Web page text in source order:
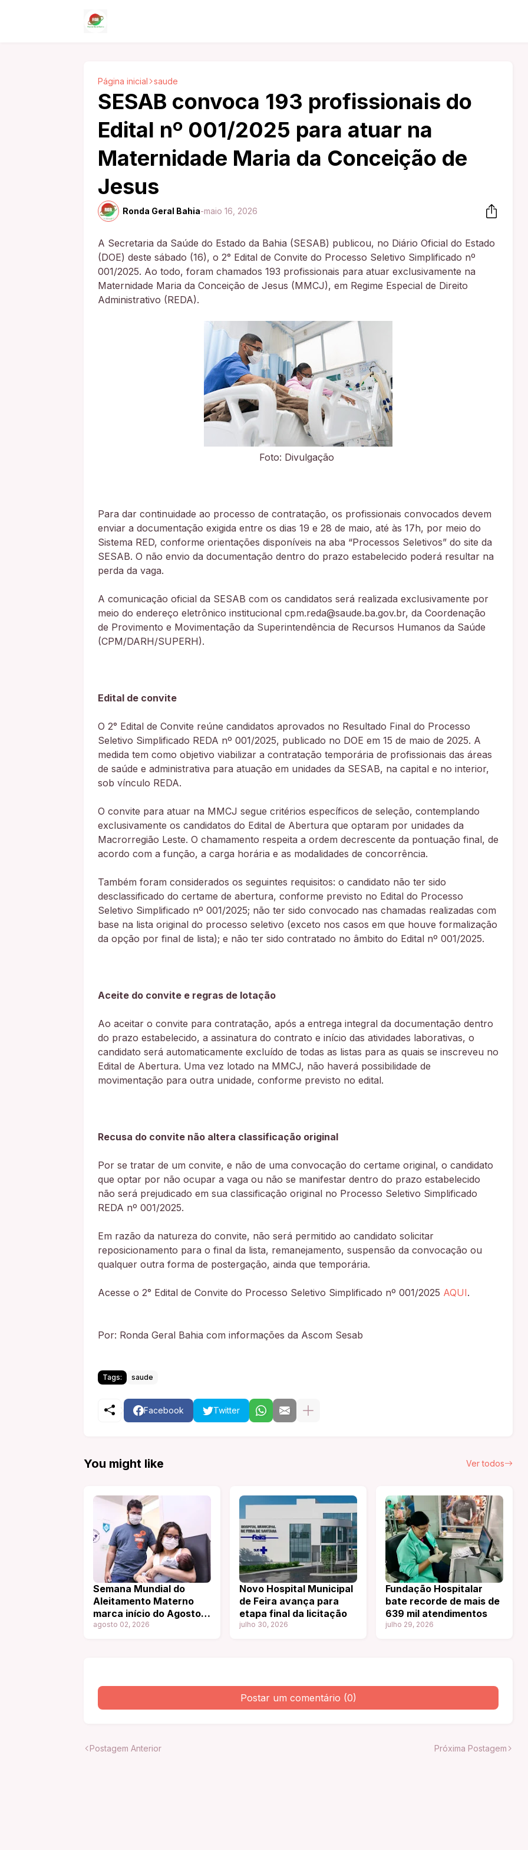
Página inicial saude
SESAB convoca 193 profissionais do
Edital nº 001/2025 para atuar na
Maternidade Maria da Conceição de
Jesus
Ronda Geral Bahia-maio 16, 2026
A Secretaria da Saúde do Estado da Bahia (SESAB) publicou, no Diário Oficial do Estado
(DOE) deste sábado (16), o 2° Edital de Convite do Processo Seletivo Simplificado nº
001/2025. Ao todo, foram chamados 193 profissionais para atuar exclusivamente na
Maternidade Maria da Conceição de Jesus (MMCJ), em Regime Especial de Direito
Administrativo (REDA).
Foto: Divulgação
Para dar continuidade ao processo de contratação, os profissionais convocados devem
enviar a documentação exigida entre os dias 19 e 28 de maio, até às 17h, por meio do
Sistema RED, conforme orientações disponíveis na aba “Processos Seletivos” do site da
SESAB. O não envio da documentação dentro do prazo estabelecido poderá resultar na
perda da vaga.
A comunicação oficial da SESAB com os candidatos será realizada exclusivamente por
meio do endereço eletrônico institucional cpm.reda@saude.ba.gov.br, da Coordenação
de Provimento e Movimentação da Superintendência de Recursos Humanos da Saúde
(CPM/DARH/SUPERH).
Edital de convite
O 2° Edital de Convite reúne candidatos aprovados no Resultado Final do Processo
Seletivo Simplificado REDA nº 001/2025, publicado no DOE em 15 de maio de 2025. A
medida tem como objetivo viabilizar a contratação temporária de profissionais das áreas
de saúde e administrativa para atuação em unidades da SESAB, na capital e no interior,
sob vínculo REDA.
O convite para atuar na MMCJ segue critérios específicos de seleção, contemplando
exclusivamente os candidatos do Edital de Abertura que optaram por unidades da
Macrorregião Leste. O chamamento respeita a ordem decrescente da pontuação final, de
acordo com a função, a carga horária e as modalidades de concorrência.
Também foram considerados os seguintes requisitos: o candidato não ter sido
desclassificado do certame de abertura, conforme previsto no Edital do Processo
Seletivo Simplificado nº 001/2025; não ter sido convocado nas chamadas realizadas com
base na lista original do processo seletivo (exceto nos casos em que houve formalização
da opção por final de lista); e não ter sido contratado no âmbito do Edital nº 001/2025.
Aceite do convite e regras de lotação
Ao aceitar o convite para contratação, após a entrega integral da documentação dentro
do prazo estabelecido, a assinatura do contrato e início das atividades laborativas, o
candidato será automaticamente excluído de todas as listas para as quais se inscreveu no
Edital de Abertura. Uma vez lotado na MMCJ, não haverá possibilidade de
movimentação para outra unidade, conforme previsto no edital.
Recusa do convite não altera classificação original
Por se tratar de um convite, e não de uma convocação do certame original, o candidato
que optar por não ocupar a vaga ou não se manifestar dentro do prazo estabelecido
não será prejudicado em sua classificação original no Processo Seletivo Simplificado
REDA nº 001/2025.
Em razão da natureza do convite, não será permitido ao candidato solicitar
reposicionamento para o final da lista, remanejamento, suspensão da convocação ou
qualquer outra forma de postergação, ainda que temporária.
Acesse o 2° Edital de Convite do Processo Seletivo Simplificado nº 001/2025 AQUI.
Por: Ronda Geral Bahia com informações da Ascom Sesab
Tags: saude
Facebook Twitter
You might like Ver todos
Semana Mundial do
Aleitamento Materno
marca início do Agosto
Dourado
agosto 02, 2026
Novo Hospital Municipal
de Feira avança para
etapa final da licitação
julho 30, 2026
Fundação Hospitalar
bate recorde de mais de
639 mil atendimentos
julho 29, 2026
Postar um comentário (0)
Postagem Anterior Próxima Postagem